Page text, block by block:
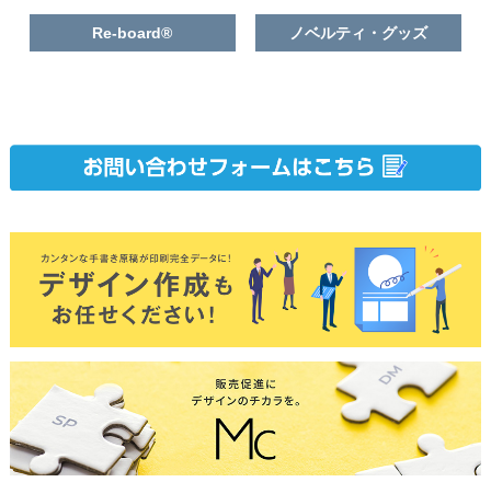
Re-board® ノベルティ・グッズ